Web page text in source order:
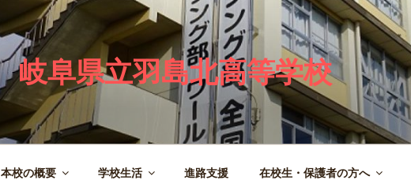
岐阜県立羽島北高等学校
本校の概要 学校生活 進路支援 在校生・保護者の方へ